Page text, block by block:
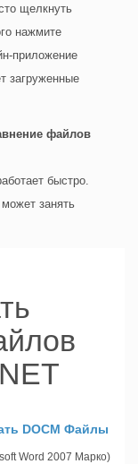
щелкнуть
нажмите
приложение
загруженные
файлов
быстро.
занять
DOCM Файлы
Word 2007 Марко)